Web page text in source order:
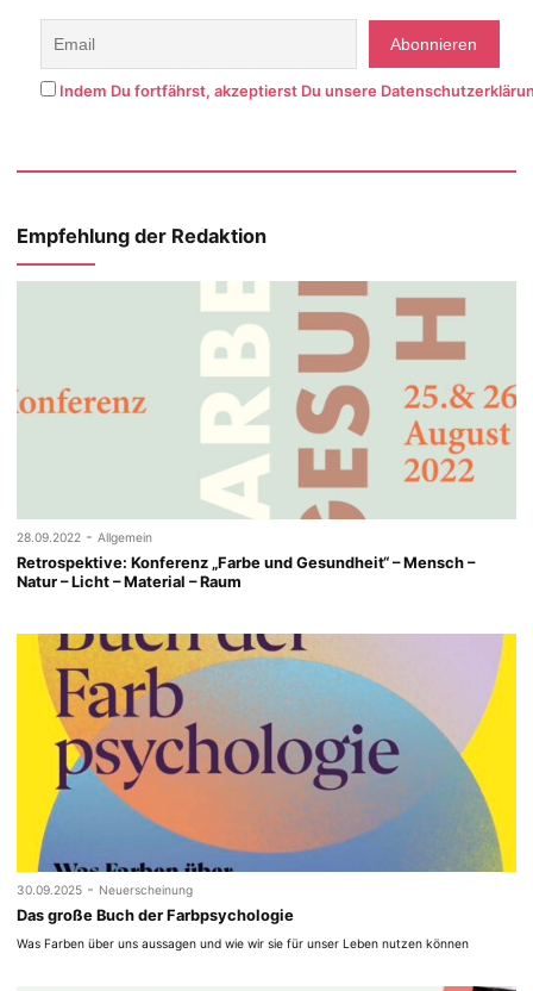
Indem Du fortfährst, akzeptierst Du unsere
Empfehlung der Redaktion
28.09.2022 - Allgemein
Retrospektive: Konferenz „Farbe und Gesundheit“ – Mensch –
Natur – Licht – Material – Raum
30.09.2025 - Neuerscheinung
Das große Buch der Farbpsychologie
Was Farben über uns aussagen und wie wir sie für unser Leben nutzen können